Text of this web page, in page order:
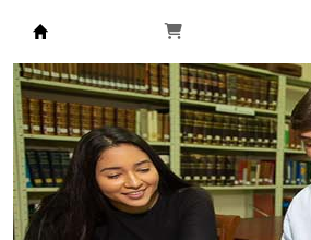
Biblioteca Universidad